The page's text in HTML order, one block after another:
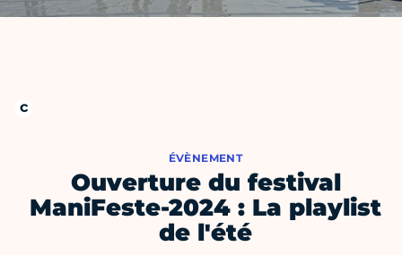
ÉVÈNEMENT
Ouverture du festival
ManiFeste-2024 : La playlist
de l'été